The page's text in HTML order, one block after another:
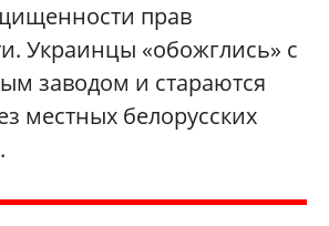
прав
Украинцы «обожглись» с
заводом и стараются
местных белорусских